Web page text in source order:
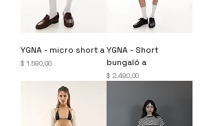
YGNA - micro short a
Precio
$ 1.590,00
YGNA - Short
bungaló a
Precio
$ 2.490,00